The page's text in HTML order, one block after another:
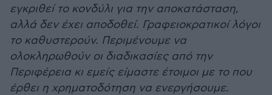
εγκριθεί το κονδύλι για την αποκατάσταση,
αλλά δεν έχει αποδοθεί. Γραφειοκρατικοί λόγοι
το καθυστερούν. Περιμένουμε να
ολοκληρωθούν οι διαδικασίες από την
Περιφέρεια κι εμείς είμαστε έτοιμοι με το που
έρθει η χρηματοδότηση να ενεργήσουμε.